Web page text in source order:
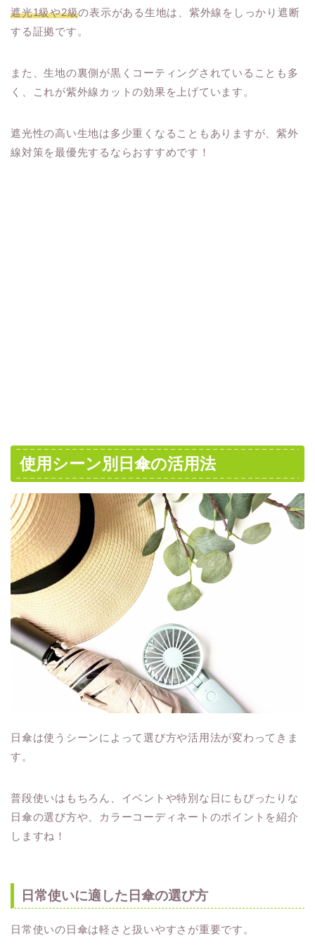
遮光1級や2級の表示がある生地は、紫外線をしっかり遮断
する証拠です。
また、生地の裏側が黒くコーティングされていることも多
く、これが紫外線カットの効果を上げています。
遮光性の高い生地は多少重くなることもありますが、紫外
線対策を最優先するならおすすめです！
使用シーン別日傘の活用法
日傘は使うシーンによって選び方や活用法が変わってきま
す。
普段使いはもちろん、イベントや特別な日にもぴったりな
日傘の選び方や、カラーコーディネートのポイントを紹介
しますね！
日常使いに適した日傘の選び方
日常使いの日傘は軽さと扱いやすさが重要です。